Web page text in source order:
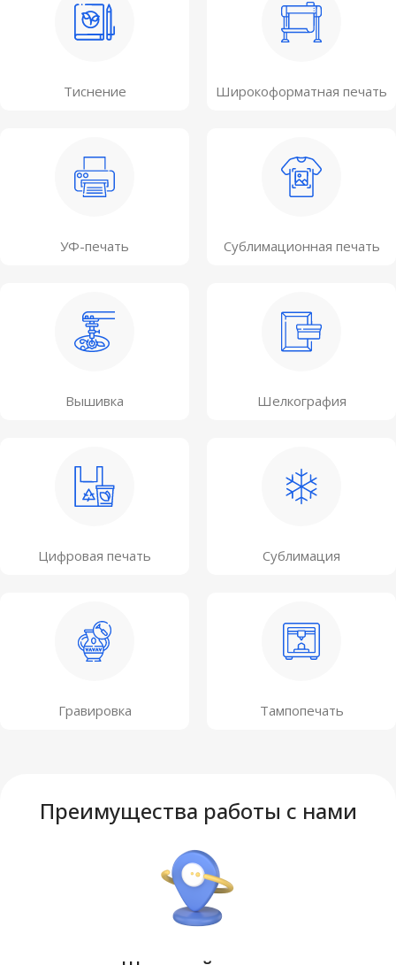
Тиснение Широкоформатная печать
УФ-печать Сублимационная печать
Вышивка Шелкография
Цифровая печать Сублимация
Гравировка Тампопечать
Преимущества работы с нами